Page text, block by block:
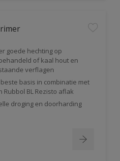
goede hechting op
of kaal hout en
verflagen
beste basis in combinatie met
Rubbol BL Rezisto aflak
droging en doorharding